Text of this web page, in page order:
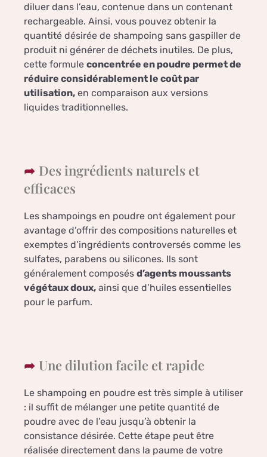
diluer dans l’eau, contenue dans un contenant
rechargeable. Ainsi, vous pouvez obtenir la
quantité désirée de shampoing sans gaspiller de
produit ni générer de déchets inutiles. De plus,
cette formule concentrée en poudre permet de
réduire considérablement le coût par
utilisation, en comparaison aux versions
liquides traditionnelles.
Des ingrédients naturels et
efficaces
Les shampoings en poudre ont également pour
avantage d’offrir des compositions naturelles et
exemptes d’ingrédients controversés comme les
sulfates, parabens ou silicones. Ils sont
généralement composés d’agents moussants
végétaux doux, ainsi que d’huiles essentielles
pour le parfum.
Une dilution facile et rapide
Le shampoing en poudre est très simple à utiliser
: il suffit de mélanger une petite quantité de
poudre avec de l’eau jusqu’à obtenir la
consistance désirée. Cette étape peut être
réalisée directement dans la paume de votre